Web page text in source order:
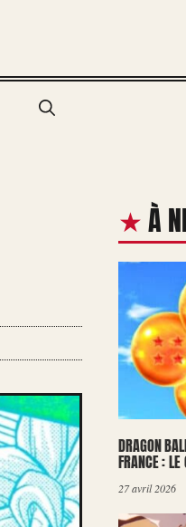
À
DRAGON
FRANCE :
27 avril 2026